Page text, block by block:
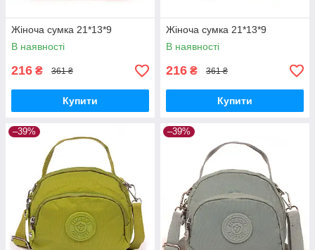
Жіноча сумка 21*13*9
В наявності
216 ₴ 361 ₴
Купити
Жіноча сумка 21*13*9
В наявності
216 ₴ 361 ₴
Купити
–39% –39%